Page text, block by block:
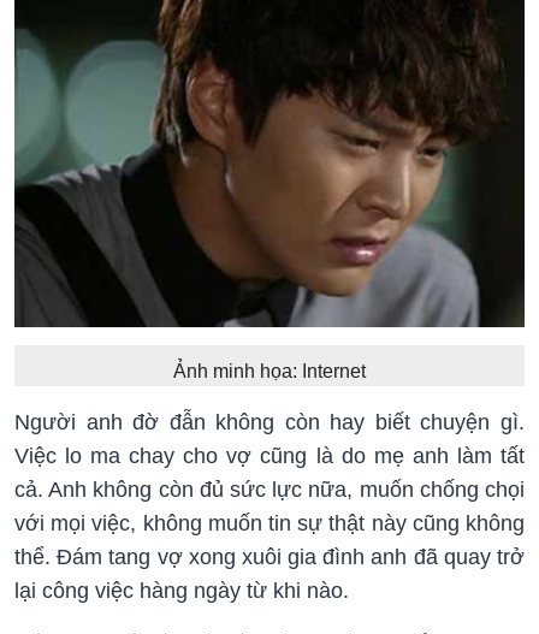
Ảnh minh họa: Internet
Người anh đờ đẫn không còn hay biết chuyện gì.
Việc lo ma chay cho vợ cũng là do mẹ anh làm tất
cả. Anh không còn đủ sức lực nữa, muốn chống chọi
với mọi việc, không muốn tin sự thật này cũng không
thể. Đám tang vợ xong xuôi gia đình anh đã quay trở
lại công việc hàng ngày từ khi nào.